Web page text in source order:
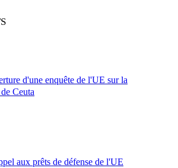
d'une enquête de l'UE sur la
Ceuta
aux prêts de défense de l'UE